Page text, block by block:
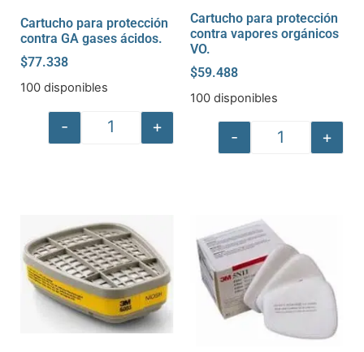
Cartucho para protección
contra GA gases ácidos.
$77.338
100 disponibles
- +
Cartucho para protección
contra vapores orgánicos
VO.
$59.488
100 disponibles
- +